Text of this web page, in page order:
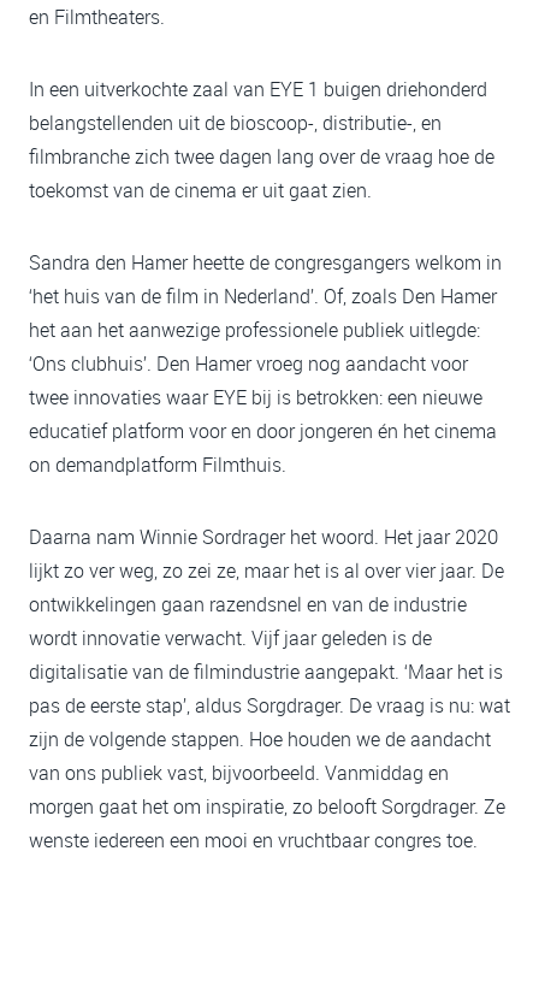
en Filmtheaters.
In een uitverkochte zaal van EYE 1 buigen driehonderd
belangstellenden uit de bioscoop-, distributie-, en
filmbranche zich twee dagen lang over de vraag hoe de
toekomst van de cinema er uit gaat zien.
Sandra den Hamer heette de congresgangers welkom in
‘het huis van de film in Nederland’. Of, zoals Den Hamer
het aan het aanwezige professionele publiek uitlegde:
‘Ons clubhuis’. Den Hamer vroeg nog aandacht voor
twee innovaties waar EYE bij is betrokken: een nieuwe
educatief platform voor en door jongeren én het cinema
on demandplatform Filmthuis.
Daarna nam Winnie Sordrager het woord. Het jaar 2020
lijkt zo ver weg, zo zei ze, maar het is al over vier jaar. De
ontwikkelingen gaan razendsnel en van de industrie
wordt innovatie verwacht. Vijf jaar geleden is de
digitalisatie van de filmindustrie aangepakt. ‘Maar het is
pas de eerste stap’, aldus Sorgdrager. De vraag is nu: wat
zijn de volgende stappen. Hoe houden we de aandacht
van ons publiek vast, bijvoorbeeld. Vanmiddag en
morgen gaat het om inspiratie, zo belooft Sorgdrager. Ze
wenste iedereen een mooi en vruchtbaar congres toe.